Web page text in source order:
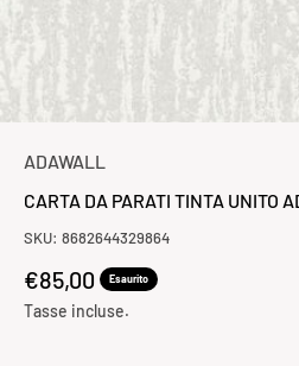
ADAWALL
CARTA DA PARATI TINTA UNITO
SKU: 8682644329864
Prezzo scontato
€85,00 Esaurito
Tasse incluse.